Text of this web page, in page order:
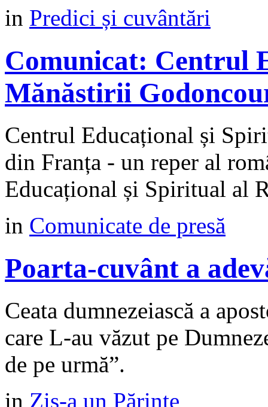
in Predici și cuvântări
Comunicat: Centrul
Mănăstirii
Centrul Educațional și
din Franța - un reper al
Educațional și Spiritual al
in Comunicate de presă
Poarta-cuvânt a
Ceata dumnezeiască a
care L-au văzut pe
de pe urmă”.
in Zis-a un Părinte